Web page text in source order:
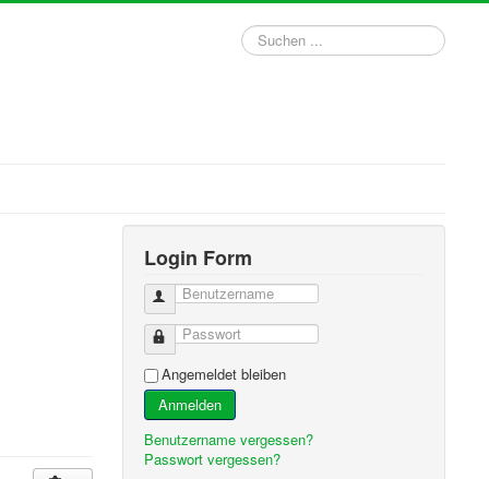
Suchen
...
Login Form
Benutzername
Passwort
Angemeldet bleiben
Anmelden
Benutzername vergessen?
Passwort vergessen?